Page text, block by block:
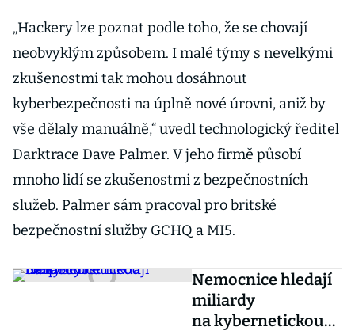
„Hackery lze poznat podle toho, že se chovají
neobvyklým způsobem. I malé týmy s nevelkými
zkušenostmi tak mohou dosáhnout
kyberbezpečnosti na úplně nové úrovni, aniž by
vše dělaly manuálně,“ uvedl technologický ředitel
Darktrace Dave Palmer. V jeho firmě působí
mnoho lidí se zkušenostmi z bezpečnostních
služeb. Palmer sám pracoval pro britské
bezpečnostní služby GCHQ a MI5.
Nemocnice hledají
miliardy
na kybernetickou